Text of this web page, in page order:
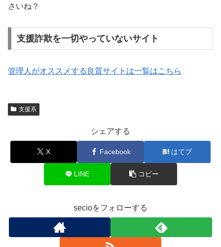
さいね？
支援詐欺を一切やっていないサイト
管理人がオススメする良質サイトは一覧はこちら
支援系
シェアする
X Facebook はてブ
LINE コピー
secioをフォローする